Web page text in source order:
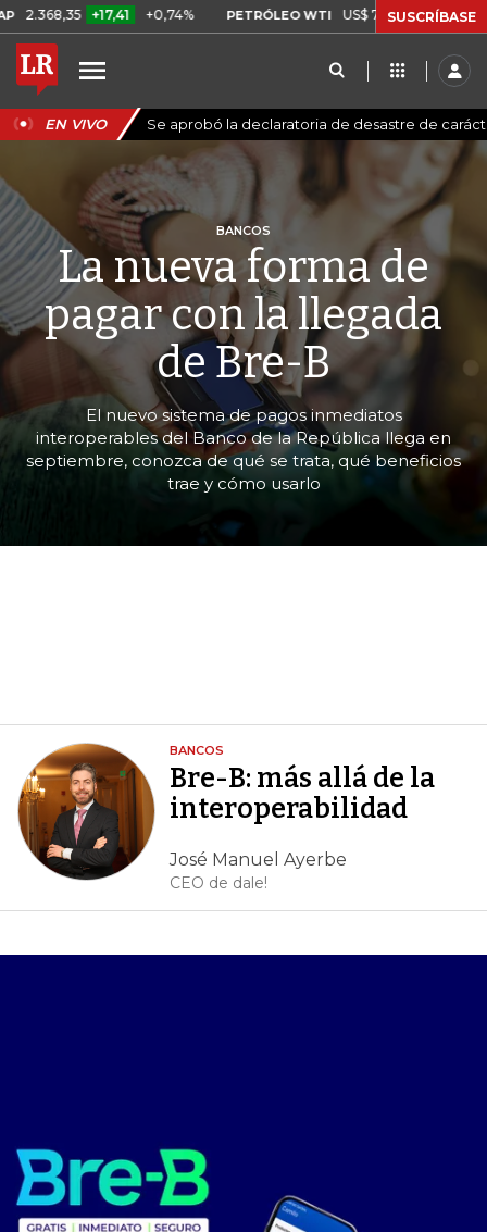
+17,41 +0,74% PETRÓLEO WTI US$ 78,18 US$ 0,17 +0,22%
SUSCRÍBASE
EN VIVO Se aprobó la declaratoria de desastre de
BANCOS
La nueva forma de
pagar con la llegada
de Bre-B
El nuevo sistema de pagos inmediatos
interoperables del Banco de la República llega en
septiembre, conozca de qué se trata, qué beneficios
trae y cómo usarlo
BANCOS
Bre-B: más allá de la
interoperabilidad
José Manuel Ayerbe
CEO de dale!